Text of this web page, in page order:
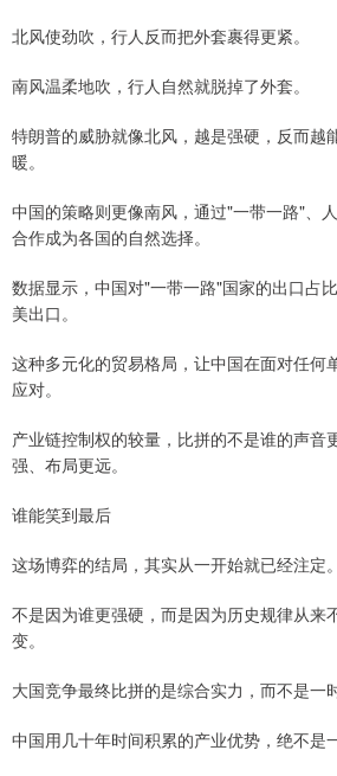
北风使劲吹，行人反而把外套裹得更紧。
南风温柔地吹，行人自然就脱掉了外套。
特朗普的威胁就像北风，越是强硬，反而越
暖。
中国的策略则更像南风，通过"一带一路"、
合作成为各国的自然选择。
数据显示，中国对"一带一路"国家的出口占
美出口。
这种多元化的贸易格局，让中国在面对任何
应对。
产业链控制权的较量，比拼的不是谁的声音
强、布局更远。
谁能笑到最后
这场博弈的结局，其实从一开始就已经注定。
不是因为谁更强硬，而是因为历史规律从来
变。
大国竞争最终比拼的是综合实力，而不是一
中国用几十年时间积累的产业优势，绝不是